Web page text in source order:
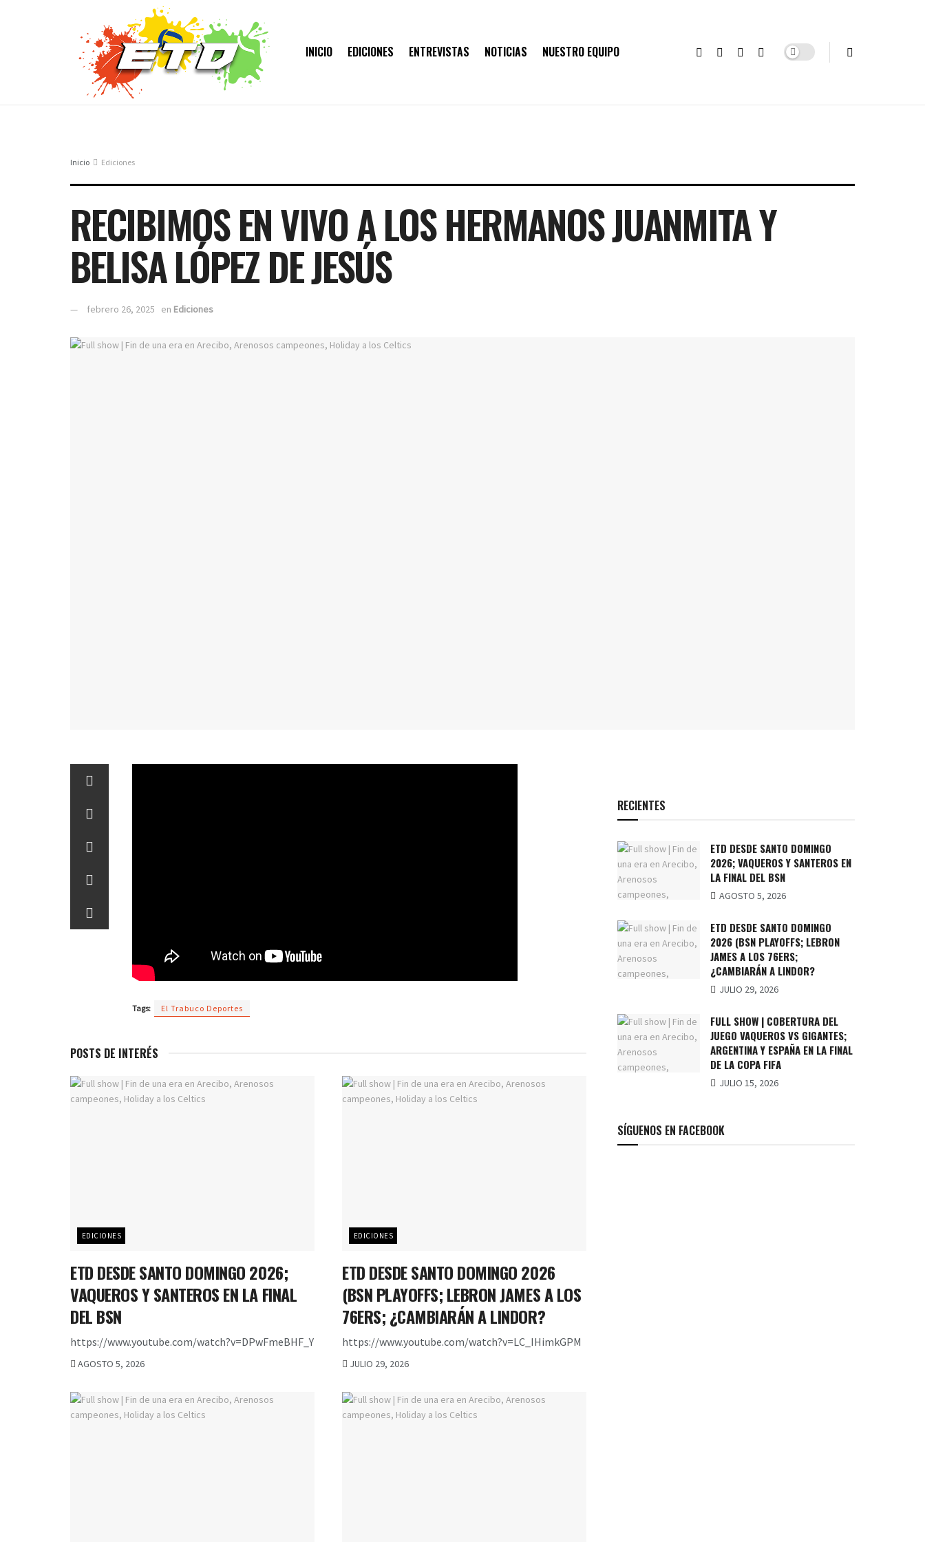
INICIO EDICIONES ENTREVISTAS NOTICIAS NUESTRO EQUIPO
Inicio Ediciones
RECIBIMOS EN VIVO A LOS HERMANOS JUANMITA Y
BELISA LÓPEZ DE JESÚS
febrero 26, 2025 en Ediciones
Tags: El Trabuco Deportes
POSTS DE INTERÉS
EDICIONES
ETD DESDE SANTO DOMINGO 2026;
VAQUEROS Y SANTEROS EN LA FINAL
DEL BSN
https://www.youtube.com/watch?v=DPwFmeBHF_Y
AGOSTO 5, 2026
EDICIONES
ETD DESDE SANTO DOMINGO 2026
(BSN PLAYOFFS; LEBRON JAMES A LOS
76ERS; ¿CAMBIARÁN A LINDOR?
https://www.youtube.com/watch?v=LC_IHimkGPM
JULIO 29, 2026
RECIENTES
ETD DESDE SANTO DOMINGO
2026; VAQUEROS Y SANTEROS EN
LA FINAL DEL BSN
AGOSTO 5, 2026
ETD DESDE SANTO DOMINGO
2026 (BSN PLAYOFFS; LEBRON
JAMES A LOS 76ERS;
¿CAMBIARÁN A LINDOR?
JULIO 29, 2026
FULL SHOW | COBERTURA DEL
JUEGO VAQUEROS VS GIGANTES;
ARGENTINA Y ESPAÑA EN LA FINAL
DE LA COPA FIFA
JULIO 15, 2026
SÍGUENOS EN FACEBOOK